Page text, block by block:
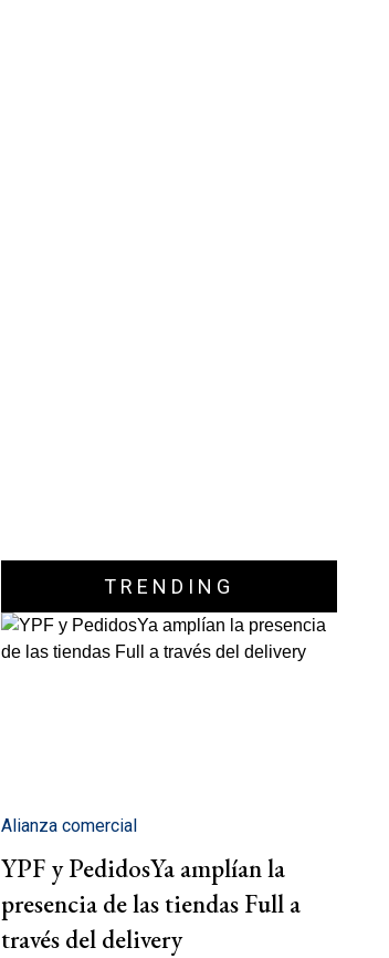
TRENDING
Alianza comercial
YPF y PedidosYa amplían la
presencia de las tiendas Full a
través del delivery